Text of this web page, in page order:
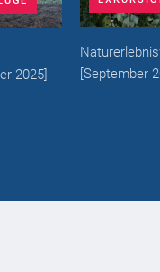
2025]
[September